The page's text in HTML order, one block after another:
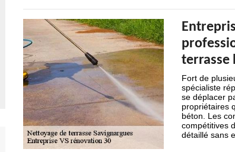
terrasse
Fort de
spécialiste
se déplacer
propriétaires
béton. Les
compétitives
détaillé sans